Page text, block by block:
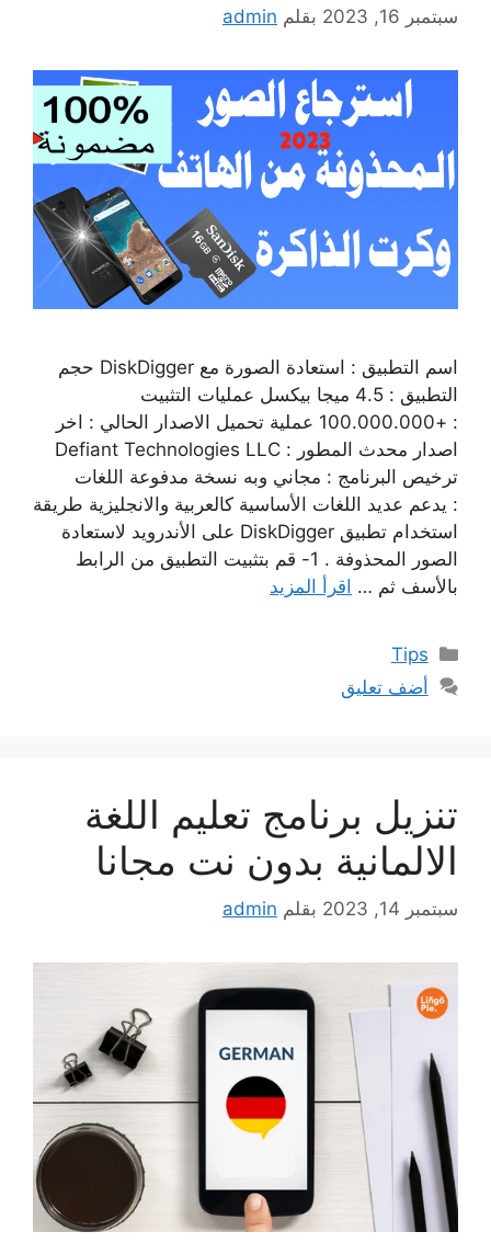
سبتمبر 16, 2023 بقلم admin
اسم التطبيق : استعادة الصورة مع DiskDigger حجم
التطبيق : 4.5 ميجا بيكسل عمليات التثبيت
: +100.000.000 عملية تحميل الاصدار الحالي : اخر
اصدار محدث المطور : Defiant Technologies LLC
ترخيص البرنامج : مجاني وبه نسخة مدفوعة اللغات
: يدعم عديد اللغات الأساسية كالعربية والانجليزية طريقة
استخدام تطبيق DiskDigger على الأندرويد لاستعادة
الصور المحذوفة . 1- قم بتثبيت التطبيق من الرابط
بالأسف ثم … اقرأ المزيد
التصنيفات
Tips
أضف تعليق
تنزيل برنامج تعليم اللغة
الالمانية بدون نت مجانا
سبتمبر 14, 2023 بقلم admin